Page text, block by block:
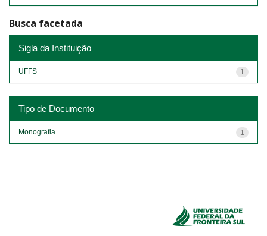
Busca facetada
Sigla da Instituição
1
UFFS
Tipo de Documento
1
Monografia